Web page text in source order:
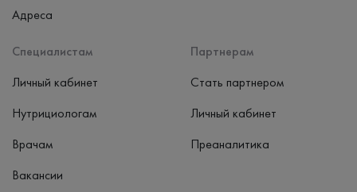
Адреса
Специалистам
Личный кабинет
Нутрициологам
Врачам
Вакансии
Партнерам
Стать партнером
Личный кабинет
Преаналитика